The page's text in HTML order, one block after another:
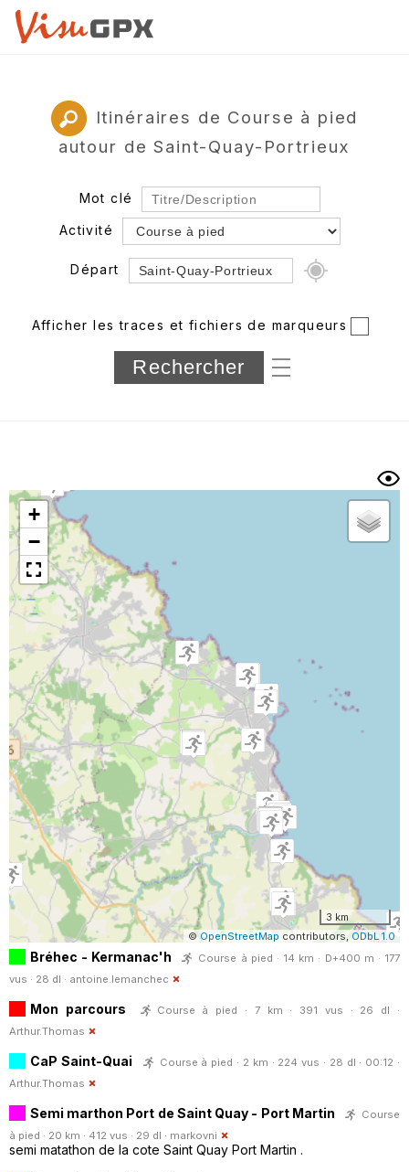
Itinéraires de Course à pied
autour de Saint-Quay-Portrieux
Mot clé
Activité
Départ
Département
Longueur min/max
Trier par
Horodatage
Afficher les traces et fichiers de marqueurs
+
−
3 km
© OpenStreetMap contributors, ODbL 1.0
Bréhec - Kermanac'h
Course à pied · 14 km · D+400 m · 177
vus · 28 dl · antoine.lemanchec
Mon parcours
Course à pied · 7 km · 391 vus · 26 dl ·
Arthur.Thomas
CaP Saint-Quai
Course à pied · 2 km · 224 vus · 28 dl · 00:12 ·
Arthur.Thomas
Semi marthon Port de Saint Quay - Port Martin
Course
à pied · 20 km · 412 vus · 29 dl · markovni
semi matathon de la cote Saint Quay Port Martin .